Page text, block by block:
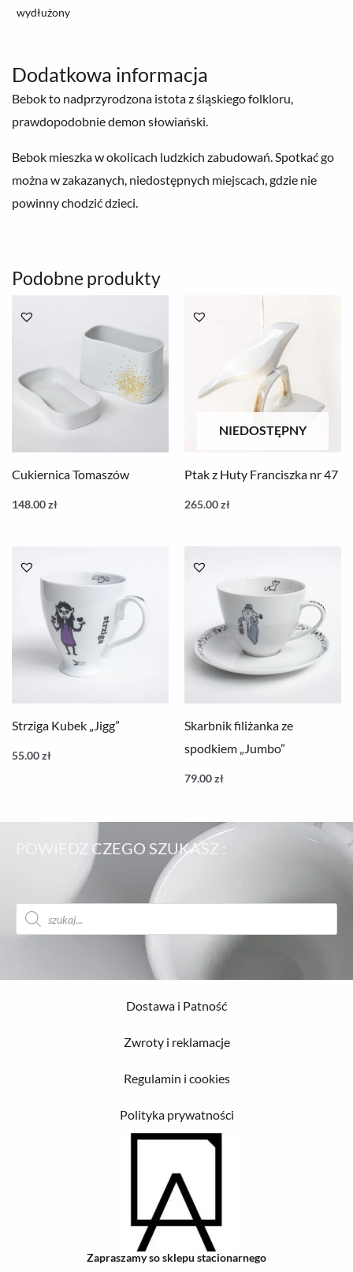
wydłużony
Dodatkowa informacja
Bebok to nadprzyrodzona istota z śląskiego folkloru,
prawdopodobnie demon słowiański.
Bebok mieszka w okolicach ludzkich zabudowań. Spotkać go
można w zakazanych, niedostępnych miejscach, gdzie nie
powinny chodzić dzieci.
Podobne produkty
Cukiernica Tomaszów
148.00zł
NIEDOSTĘPNY
Ptak z Huty Franciszka nr 47
265.00zł
Strziga Kubek „Jigg”
55.00zł
Skarbnik filiżanka ze
spodkiem „Jumbo”
79.00zł
POWIEDZ CZEGO SZUKASZ :
Wyszukiwarka
produktów
Dostawa i Patność
Zwroty i reklamacje
Regulamin i cookies
Polityka prywatności
Zapraszamy so sklepu stacionarnego